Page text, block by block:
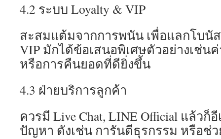
4.2 ระบบ Loyalty & VIP
สะสมแต้มจากการพนัน เพื่อแลกโบนั
VIP มักได้ข้อเสนอพิเศษตัวอย่างเช่
หรือการคืนยอดที่ดียิ่งขึ้น
4.3 ฝ่ายบริการลูกค้า
ควรมี Live Chat, LINE Official แล้วก็
ปัญหา ดังเช่น การันตีธุรกรรม หรือช่ว